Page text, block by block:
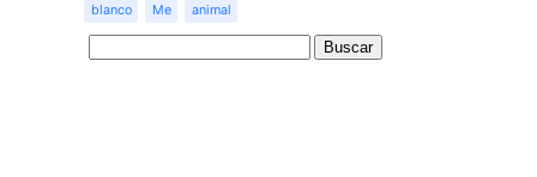
blanco Me animal